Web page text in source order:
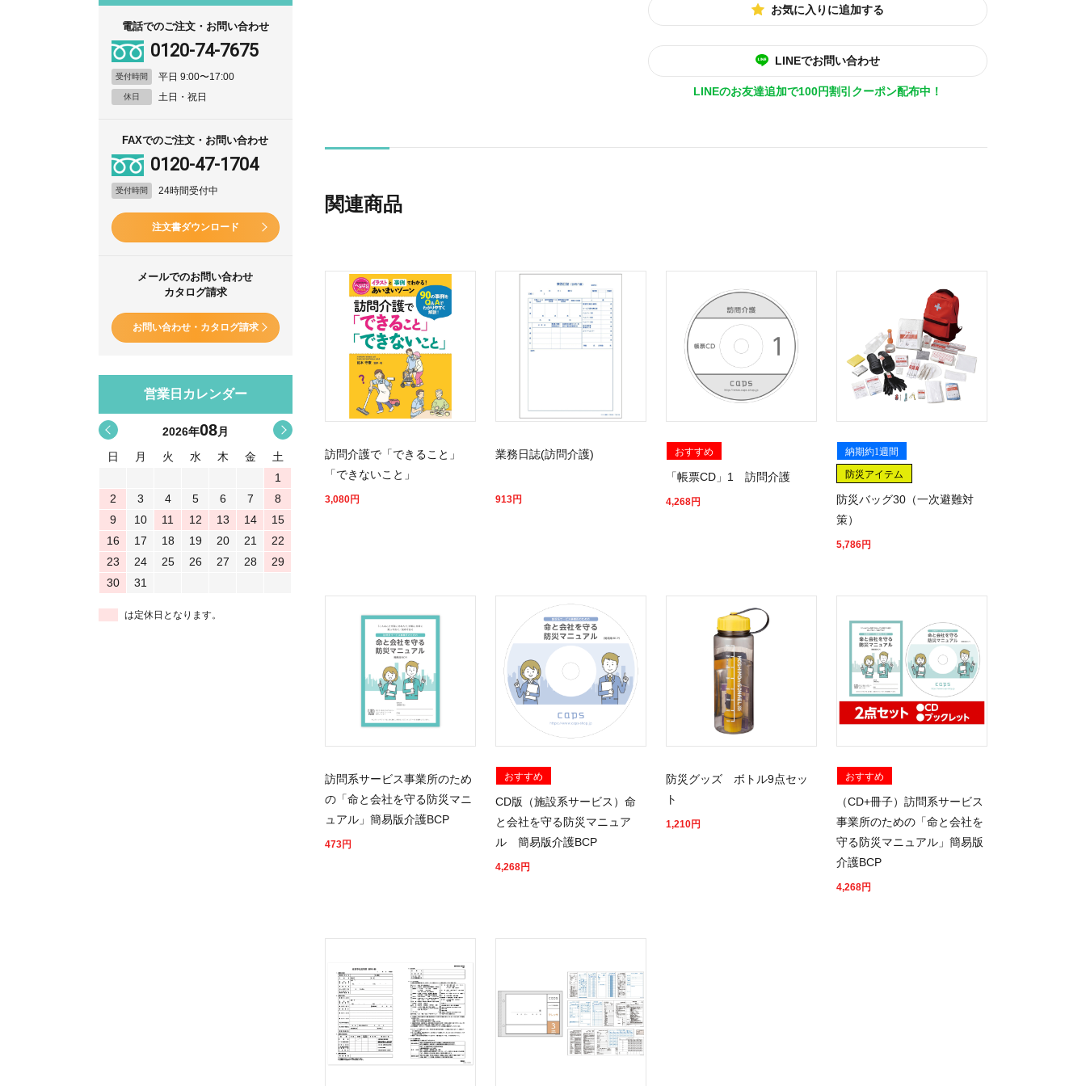
電話でのご注文・お問い合わせ
0120-74-7675
受付時間 平日 9:00〜17:00
休日 土日・祝日
FAXでのご注文・お問い合わせ
0120-47-1704
受付時間 24時間受付中
注文書ダウンロード
メールでのお問い合わせ
カタログ請求
お問い合わせ・カタログ請求
営業日カレンダー
< >
2026年08月
日
月 火 水 木 金
土
1
2
3 4 5 6 7
8
9
10 11 12 13 14
15
16
17 18 19 20 21
22
23
24 25 26 27 28
29
30
31
は定休日となります。
お気に入りに追加する
LINEでお問い合わせ
LINEのお友達追加で100円割引クーポン配布中！
関連商品
訪問介護で「できること」
「できないこと」
3,080円
業務日誌(訪問介護)
913円
おすすめ
「帳票CD」1 訪問介護
4,268円
納期約1週間
防災アイテム
防災バッグ30（一次避難対
策）
5,786円
訪問系サービス事業所のため
の「命と会社を守る防災マニ
ュアル」簡易版介護BCP
473円
おすすめ
CD版（施設系サービス）命
と会社を守る防災マニュア
ル 簡易版介護BCP
4,268円
防災グッズ ボトル9点セッ
ト
1,210円
おすすめ
（CD+冊子）訪問系サービス
事業所のための「命と会社を
守る防災マニュアル」簡易版
介護BCP
4,268円